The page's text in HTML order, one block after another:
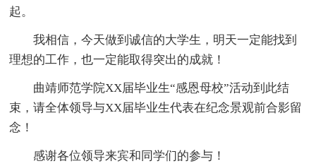
起。
我相信，今天做到诚信的大学生，明天一定能找到
理想的工作，也一定能取得突出的成就！
曲靖师范学院XX届毕业生“感恩母校”活动到此结
束，请全体领导与XX届毕业生代表在纪念景观前合影留
念！
感谢各位领导来宾和同学们的参与！